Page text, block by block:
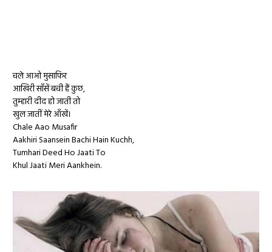
चले आओ मुसाफिर
आखिरी साँसें बची हैं कुछ,
तुम्हारी दीद हो जाती तो
खुल जातीं मेरे आँखें।
Chale Aao Musafir
Aakhiri Saansein Bachi Hain Kuchh,
Tumhari Deed Ho Jaati To
Khul Jaati Meri Aankhein.